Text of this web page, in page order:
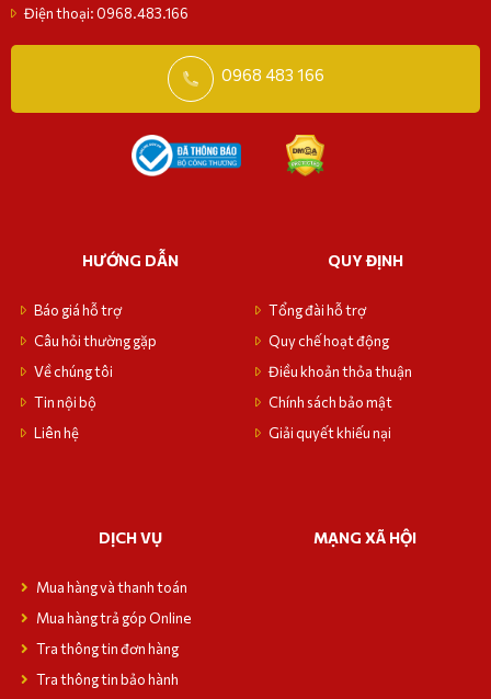
Điện thoại: 0968.483.166
0968 483 166
HƯỚNG DẪN
Báo giá hỗ trợ
Câu hỏi thường gặp
Về chúng tôi
Tin nội bộ
Liên hệ
QUY ĐỊNH
Tổng đài hỗ trợ
Quy chế hoạt động
Điều khoản thỏa thuận
Chính sách bảo mật
Giải quyết khiếu nại
DỊCH VỤ
Mua hàng và thanh toán
Mua hàng trả góp Online
Tra thông tin đơn hàng
Tra thông tin bảo hành
MẠNG XÃ HỘI